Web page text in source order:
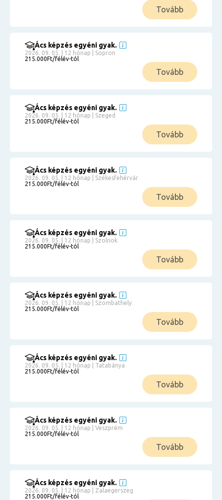
Tovább
Ács képzés egyéni gyak.
2026. 09. 05. | 12 hónap | Sopron
215.000Ft/félév-tól
Tovább
Ács képzés egyéni gyak.
2026. 09. 05. | 12 hónap | Szeged
215.000Ft/félév-tól
Tovább
Ács képzés egyéni gyak.
2026. 09. 05. | 12 hónap | Székesfehérvár
215.000Ft/félév-tól
Tovább
Ács képzés egyéni gyak.
2026. 09. 05. | 12 hónap | Szolnok
215.000Ft/félév-tól
Tovább
Ács képzés egyéni gyak.
2026. 09. 05. | 12 hónap | Szombathely
215.000Ft/félév-tól
Tovább
Ács képzés egyéni gyak.
2026. 09. 05. | 12 hónap | Tatabánya
215.000Ft/félév-tól
Tovább
Ács képzés egyéni gyak.
2026. 09. 05. | 12 hónap | Veszprém
215.000Ft/félév-tól
Tovább
Ács képzés egyéni gyak.
2026. 09. 05. | 12 hónap | Zalaegerszeg
215.000Ft/félév-tól